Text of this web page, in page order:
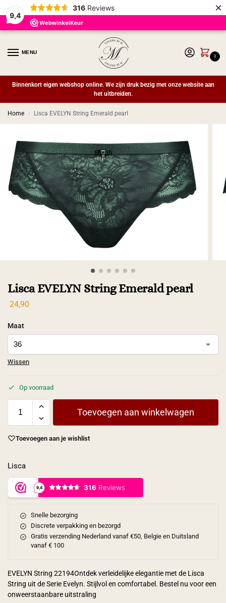
9,4
316 Reviews ×
MENU
0
Binnenkort eigen webshop online. We zijn druk bezig met onze website aan
het uitbreiden.
Home / Lisca EVELYN String Emerald pearl
Lisca EVELYN String Emerald pearl
24,90
Maat
Wissen
Op voorraad
Toevoegen aan winkelwagen
Toevoegen aan je wishlist
Lisca
Snelle bezorging
Discrete verpakking en bezorgd
Gratis verzending Nederland vanaf €50, Belgie en Duitsland
vanaf € 100
EVELYN String 22194Ontdek verleidelijke elegantie met de Lisca
String uit de Serie Evelyn. Stijlvol en comfortabel. Bestel nu voor een
onweerstaanbare uitstraling